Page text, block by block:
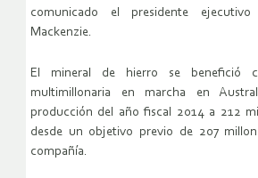
comunicado el presidente
Mackenzie.
El mineral de hierro se benefició
multimillonaria en marcha en
producción del año fiscal 2014 a 212
desde un objetivo previo de 207
compañía.